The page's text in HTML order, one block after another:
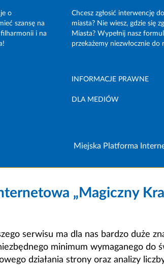
o
szansę na
i na
Chcesz zgłosić interwencję
miasta? Nie wiesz, gdzie się
Miasta? Wypełnij nasz
przekażemy niezwłocznie do
INFORMACJE PRAWNE
DLA MEDIÓW
Miejska Platforma
„Magiczny
serwisu ma dla nas bardzo duże
minimum wymaganego do
działania strony oraz analizy